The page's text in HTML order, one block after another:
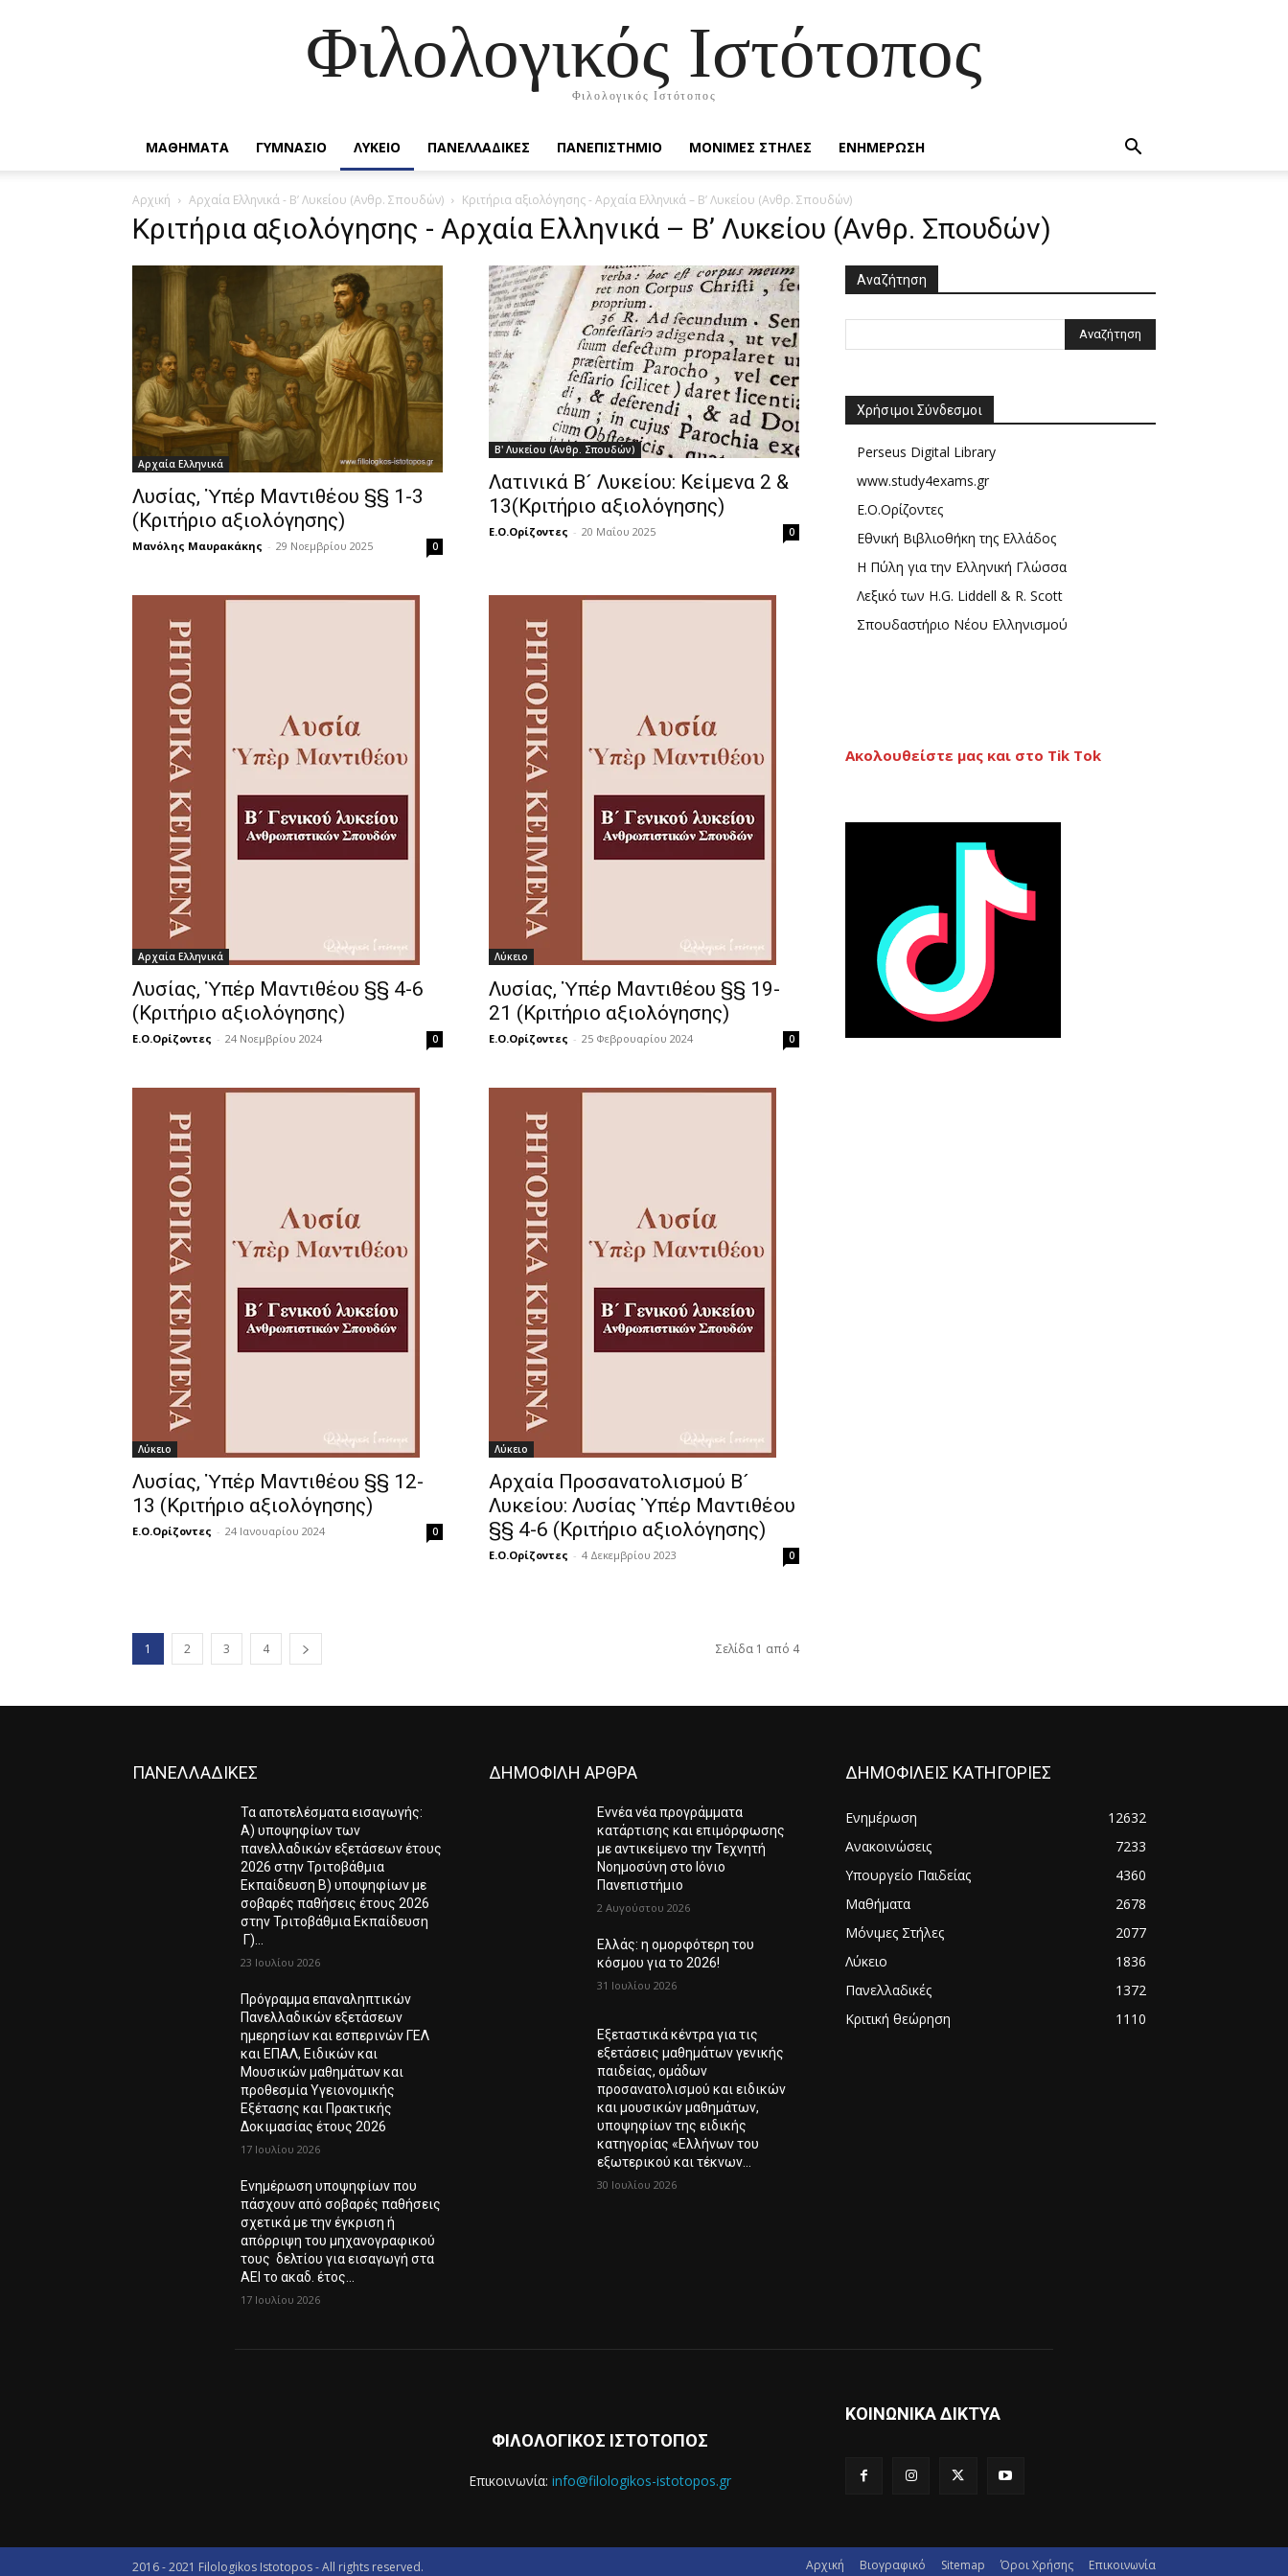
Φιλολογικός Ιστότοπος
Φιλολογικός Ιστότοπος
ΜΑΘΗΜΑΤΑ ΓΥΜΝΑΣΙΟ ΛΥΚΕΙΟ ΠΑΝΕΛΛΑΔΙΚΕΣ ΠΑΝΕΠΙΣΤΗΜΙΟ ΜΟΝΙΜΕΣ ΣΤΗΛΕΣ ΕΝΗΜΕΡΩΣΗ
Αρχική Αρχαία Ελληνικά - Β’ Λυκείου (Ανθρ. Σπουδών) Κριτήρια αξιολόγησης - Αρχαία Ελληνικά – Β’ Λυκείου (Ανθρ. Σπουδών)
Κριτήρια αξιολόγησης - Αρχαία Ελληνικά – Β’ Λυκείου (Ανθρ. Σπουδών)
Αρχαία Ελληνικά
Λυσίας, Ὑπέρ Μαντιθέου §§ 1-3
(Κριτήριο αξιολόγησης)
Μανόλης Μαυρακάκης - 29 Νοεμβρίου 2025 0
Β' Λυκείου (Ανθρ. Σπουδών)
Λατινικά Β´ Λυκείου: Κείμενα 2 &
13(Κριτήριο αξιολόγησης)
Ε.Ο.Ορίζοντες - 20 Μαΐου 2025 0
Αρχαία Ελληνικά
Λυσίας, Ὑπέρ Μαντιθέου §§ 4-6
(Κριτήριο αξιολόγησης)
Ε.Ο.Ορίζοντες - 24 Νοεμβρίου 2024 0
Λύκειο
Λυσίας, Ὑπέρ Μαντιθέου §§ 19-
21 (Κριτήριο αξιολόγησης)
Ε.Ο.Ορίζοντες - 25 Φεβρουαρίου 2024 0
Λύκειο
Λυσίας, Ὑπέρ Μαντιθέου §§ 12-
13 (Κριτήριο αξιολόγησης)
Ε.Ο.Ορίζοντες - 24 Ιανουαρίου 2024 0
Λύκειο
Αρχαία Προσανατολισμού Β´
Λυκείου: Λυσίας Ὑπέρ Μαντιθέου
§§ 4-6 (Κριτήριο αξιολόγησης)
Ε.Ο.Ορίζοντες - 4 Δεκεμβρίου 2023 0
1 2 3 4 Σελίδα 1 από 4
Αναζήτηση
Χρήσιμοι Σύνδεσμοι
Perseus Digital Library
www.study4exams.gr
Ε.Ο.Ορίζοντες
Εθνική Βιβλιοθήκη της Ελλάδος
Η Πύλη για την Ελληνική Γλώσσα
Λεξικό των H.G. Liddell & R. Scott
Σπουδαστήριο Νέου Ελληνισμού
Ακολουθείστε μας και στο Tik Tok
ΠΑΝΕΛΛΑΔΙΚΕΣ
Τα αποτελέσματα εισαγωγής:
Α) υποψηφίων των
πανελλαδικών εξετάσεων έτους
2026 στην Τριτοβάθμια
Εκπαίδευση Β) υποψηφίων με
σοβαρές παθήσεις έτους 2026
στην Τριτοβάθμια Εκπαίδευση
Γ)...
23 Ιουλίου 2026
Πρόγραμμα επαναληπτικών
Πανελλαδικών εξετάσεων
ημερησίων και εσπερινών ΓΕΛ
και ΕΠΑΛ, Ειδικών και
Μουσικών μαθημάτων και
προθεσμία Υγειονομικής
Εξέτασης και Πρακτικής
Δοκιμασίας έτους 2026
17 Ιουλίου 2026
Ενημέρωση υποψηφίων που
πάσχουν από σοβαρές παθήσεις
σχετικά με την έγκριση ή
απόρριψη του μηχανογραφικού
τους δελτίου για εισαγωγή στα
ΑΕΙ το ακαδ. έτος...
17 Ιουλίου 2026
ΔΗΜΟΦΙΛΗ ΑΡΘΡΑ
Εννέα νέα προγράμματα
κατάρτισης και επιμόρφωσης
με αντικείμενο την Τεχνητή
Νοημοσύνη στο Ιόνιο
Πανεπιστήμιο
2 Αυγούστου 2026
Ελλάς: η ομορφότερη του
κόσμου για το 2026!
31 Ιουλίου 2026
Εξεταστικά κέντρα για τις
εξετάσεις μαθημάτων γενικής
παιδείας, ομάδων
προσανατολισμού και ειδικών
και μουσικών μαθημάτων,
υποψηφίων της ειδικής
κατηγορίας «Ελλήνων του
εξωτερικού και τέκνων...
30 Ιουλίου 2026
ΔΗΜΟΦΙΛΕΙΣ ΚΑΤΗΓΟΡΙΕΣ
Ενημέρωση
12632
Ανακοινώσεις
7233
Υπουργείο Παιδείας
4360
Μαθήματα
2678
Μόνιμες Στήλες
2077
Λύκειο
1836
Πανελλαδικές
1372
Κριτική θεώρηση
1110
ΦΙΛΟΛΟΓΙΚΟΣ ΙΣΤΟΤΟΠΟΣ
Επικοινωνία: info@filologikos-istotopos.gr
ΚΟΙΝΩΝΙΚΑ ΔΙΚΤΥΑ
2016 - 2021 Filologikos Istotopos - All rights reserved. Αρχική Βιογραφικό Sitemap Όροι Χρήσης Επικοινωνία